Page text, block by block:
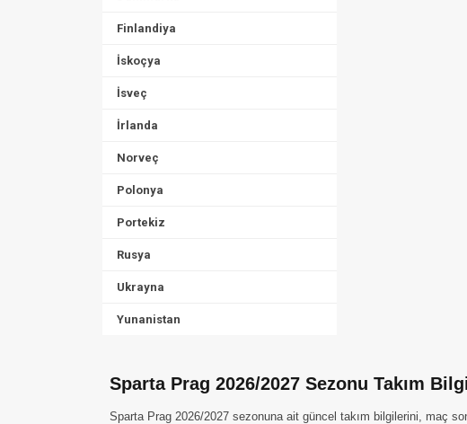
Finlandiya
İskoçya
İsveç
İrlanda
Norveç
Polonya
Portekiz
Rusya
Ukrayna
Yunanistan
Sparta Prag 2026/2027 Sezonu Takım
Sparta Prag 2026/2027 sezonuna ait güncel takım bilgilerini, maç